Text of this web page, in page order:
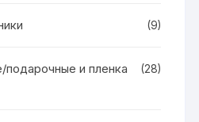
(9)
и пленка
(28)